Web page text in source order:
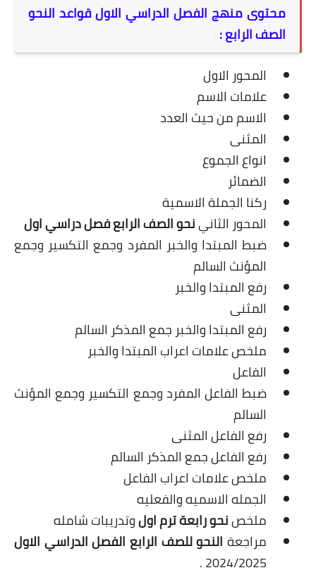
محتوى منهج الفصل الدراسي الاول قواعد النحو
الصف الرابع :
المحور الاول
علامات الاسم
الاسم من حيث العدد
المثنى
انواع الجموع
الضمائر
ركنا الجملة الاسمية
المحور الثانينحو الصف الرابع فصل دراسي اول
ضبط المبتدا والخبر المفرد وجمع التكسير وجمع
المؤنث السالم
رفع المبتدا والخبر
المثنى
رفع المبتدا والخبر جمع المذكر السالم
ملخص علامات اعراب المبتدا والخبر
الفاعل
ضبط الفاعل المفرد وجمع التكسير وجمع المؤنث
السالم
رفع الفاعل المثنى
رفع الفاعل جمع المذكر السالم
ملخص علامات اعراب الفاعل
الجمله الاسميه والفعليه
ملخصنحو رابعة ترم اولوتدريبات شامله
مراجعة النحو للصف الرابع الفصل الدراسي الاول
2024/2025 .